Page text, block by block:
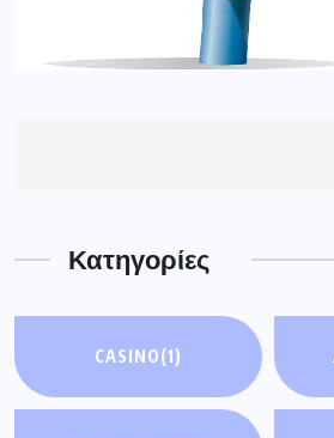
Κατηγορίες
CASINO(1)